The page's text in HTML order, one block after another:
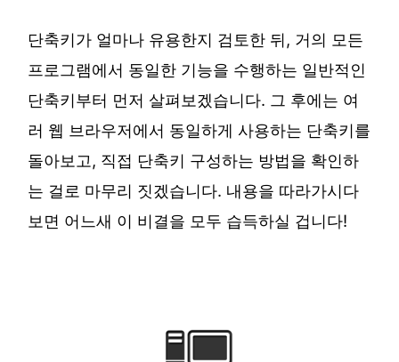
단축키가 얼마나 유용한지 검토한 뒤, 거의 모든
프로그램에서 동일한 기능을 수행하는 일반적인
단축키부터 먼저 살펴보겠습니다. 그 후에는 여
러 웹 브라우저에서 동일하게 사용하는 단축키를
돌아보고, 직접 단축키 구성하는 방법을 확인하
는 걸로 마무리 짓겠습니다. 내용을 따라가시다
보면 어느새 이 비결을 모두 습득하실 겁니다!